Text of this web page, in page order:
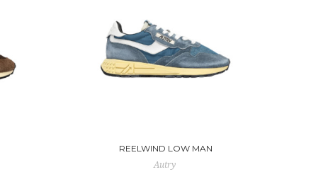
REELWIND LOW MAN
Autry